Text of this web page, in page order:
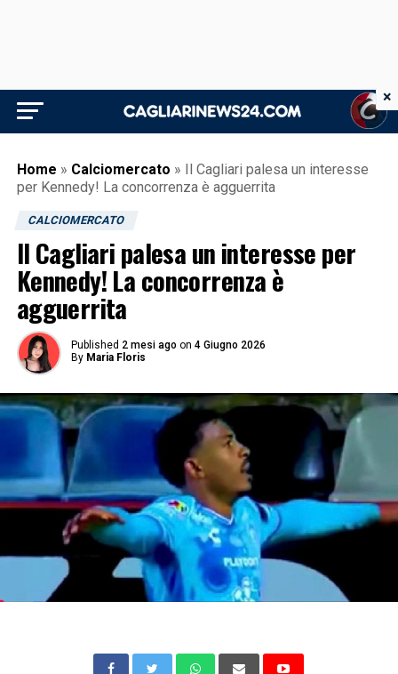
Home » Calciomercato » Il Cagliari palesa un interesse
per Kennedy! La concorrenza è agguerrita
CALCIOMERCATO
Il Cagliari palesa un interesse per
Kennedy! La concorrenza è
agguerrita
Published 2 mesi ago on 4 Giugno 2026
By Maria Floris
×